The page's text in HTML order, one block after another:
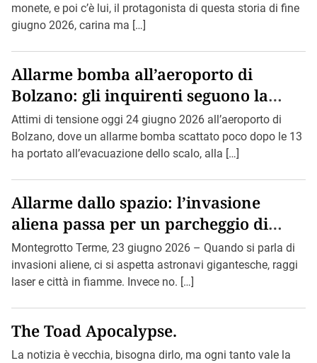
monete, e poi c’è lui, il protagonista di questa storia di fine
giugno 2026, carina ma […]
Allarme bomba all’aeroporto di
Bolzano: gli inquirenti seguono la
pista di Bin Loden.
Attimi di tensione oggi 24 giugno 2026 all’aeroporto di
Bolzano, dove un allarme bomba scattato poco dopo le 13
ha portato all’evacuazione dello scalo, alla […]
Allarme dallo spazio: l’invasione
aliena passa per un parcheggio di
Montegrotto.
Montegrotto Terme, 23 giugno 2026 – Quando si parla di
invasioni aliene, ci si aspetta astronavi gigantesche, raggi
laser e città in fiamme. Invece no. […]
The Toad Apocalypse.
La notizia è vecchia, bisogna dirlo, ma ogni tanto vale la